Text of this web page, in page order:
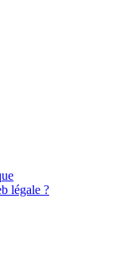
légale ?